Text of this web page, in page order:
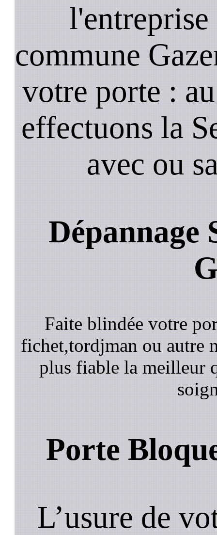
commune
votre porte :
effectuons la
avec ou
Dépannage
Faite blindée votre
fichet,tordjman ou autre
plus fiable la meilleur
Porte
L’usure de